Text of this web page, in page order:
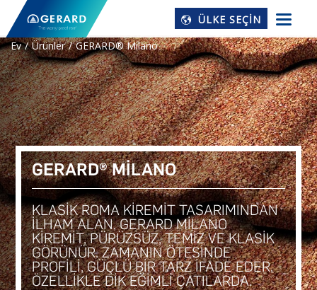
ÜLKE SEÇIN
Ev
Ürünler GERARD® Milano
GERARD® MILANO
KLASIK ROMA KIREMIT TASARIMINDAN
ILHAM ALAN, GERARD MILANO
KIREMIT, PÜRÜZSÜZ, TEMIZ VE KLASIK
GÖRÜNÜR. ZAMANIN ÖTESINDE
PROFILI, GÜÇLÜ BIR TARZ IFADE EDER,
ÖZELLIKLE DIK EĞIMLI ÇATILARDA.